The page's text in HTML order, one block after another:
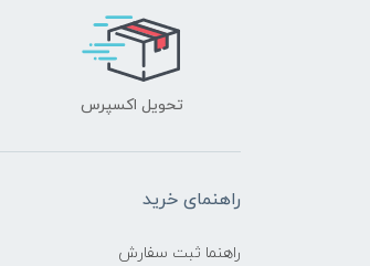
تحویل اکسپرس
راهنمای خرید
راهنما ثبت سفارش